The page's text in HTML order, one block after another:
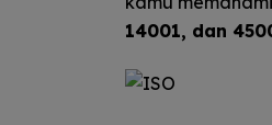
14001, dan